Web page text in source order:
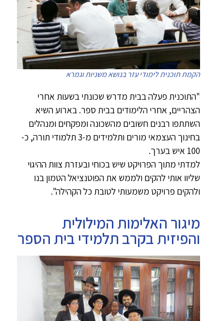
הקמת תוכנית לימודי עזר בנושא משניות וגמרא
"התוכנית פעלה בבית מדרש שכונתי בשעות אחרי
הצהריים, אחרי הלימודים בבית ספר. בארוע השיא
השתתפו רבנים חשובים מהשכונה ומפקחים ומנהלים
בחינוך העצמאי מורים ותלמידים מ-3 תלמודי תורה, כ-
100 איש בערך.
למדתי מתוך הפרויקט שיש בכוחי ובעזרת צוות ההיגוי
שליוו אותי להקים ולממש את הפוטנציאל הטמון בנו
ולהקים פרויקט משמעותי לטובת כל הקהילה".
מיגור האלימות המילולית
והפיזית בקרב תלמידי בית הספר